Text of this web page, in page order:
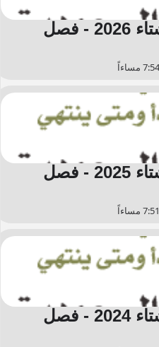
كم باقي على الشتاء 2026 - فصل
كم باقي على الشتاء 2025 - فصل
كم باقي على الشتاء 2024 - فصل